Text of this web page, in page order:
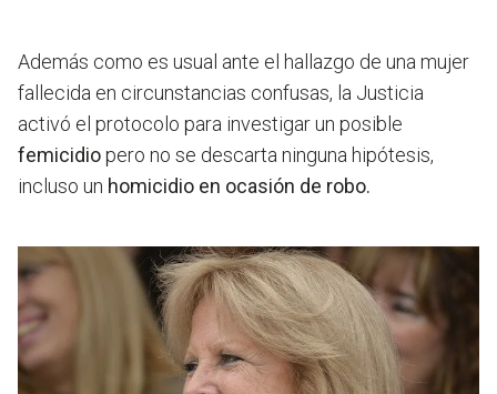
Además como es usual ante el hallazgo de una mujer
fallecida en circunstancias confusas, la Justicia
activó el protocolo para investigar un posible
femicidiopero no se descarta ninguna hipótesis,
incluso un homicidio en ocasión de robo.